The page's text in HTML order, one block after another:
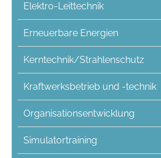
Elektro-Leittechnik
Erneuerbare Energien
Kerntechnik/Strahlenschutz
Kraftwerksbetrieb und -technik
Organisationsentwicklung
Simulatortraining